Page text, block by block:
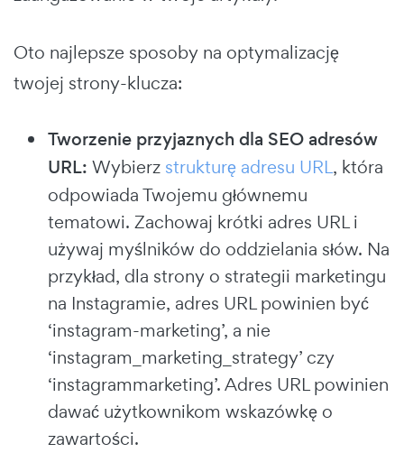
Oto najlepsze sposoby na optymalizację
twojej strony-klucza:
Tworzenie przyjaznych dla SEO adresów
URL: Wybierz strukturę adresu URL, która
odpowiada Twojemu głównemu
tematowi. Zachowaj krótki adres URL i
używaj myślników do oddzielania słów. Na
przykład, dla strony o strategii marketingu
na Instagramie, adres URL powinien być
‘instagram-marketing’, a nie
‘instagram_marketing_strategy’ czy
‘instagrammarketing’. Adres URL powinien
dawać użytkownikom wskazówkę o
zawartości.